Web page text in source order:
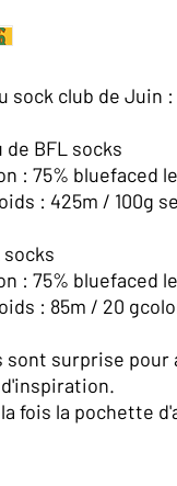
sock club de Juin :
de BFL socks
: 75% bluefaced
: 425m / 100g
socks
: 75% bluefaced
: 85m / 20
sont surprise pour
fois la pochette